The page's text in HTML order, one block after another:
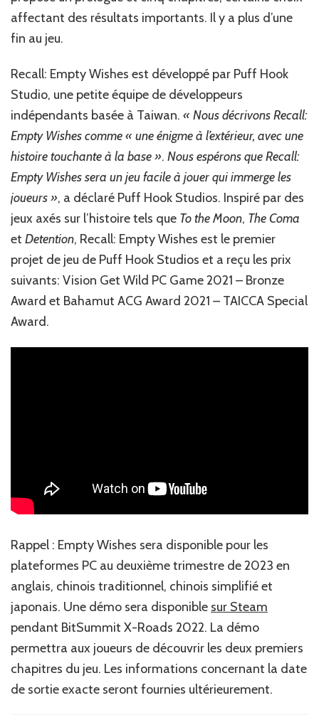
affectant des résultats importants. Il y a plus d’une
fin au jeu.‎
‎Recall: Empty Wishes est développé par Puff Hook
Studio, une petite équipe de développeurs
indépendants basée à Taiwan. « Nous décrivons Recall:
Empty Wishes comme « une énigme à l’extérieur, avec une
histoire touchante à la base ». Nous espérons que Recall:
Empty Wishes sera un jeu facile à jouer qui immerge les
joueurs », a déclaré Puff Hook Studios. Inspiré par des
jeux axés sur l’histoire tels que ‎ ‎To the Moon‎‎, ‎ ‎The Coma‎
‎‎et ‎ ‎Detention‎‎, Recall: Empty Wishes est le premier
projet de jeu de Puff Hook Studios et a reçu les prix
suivants: Vision Get Wild PC Game 2021 – Bronze
Award et Bahamut ACG Award 2021 – TAICCA Special
Award.‎
‎Rappel : Empty Wishes sera disponible pour les
plateformes PC au deuxième trimestre de 2023 en
anglais, chinois traditionnel, chinois simplifié et
japonais. Une démo sera ‎‎disponible sur Steam‎‎
pendant BitSummit X-Roads 2022. La démo
permettra aux joueurs de découvrir les deux premiers
chapitres du jeu. Les informations concernant la date
de sortie exacte seront fournies ultérieurement.‎